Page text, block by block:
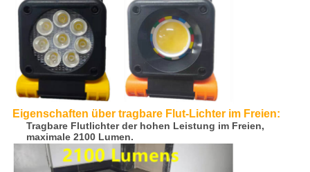
Eigenschaften über tragbare Flut-Lichter im Freien:
Tragbare Flutlichter der hohen Leistung im Freien,
maximale 2100 Lumen.